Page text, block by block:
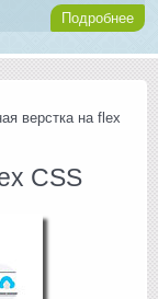
Подробнее
верстка на flex
CSS